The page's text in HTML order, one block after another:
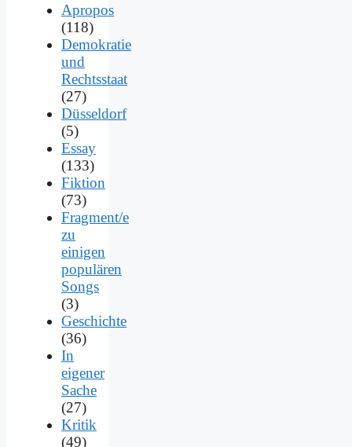
Apropos
(118)
Demokratie
und
Rechtsstaat
(27)
Düsseldorf
(5)
Essay
(133)
Fiktion
(73)
Fragment/e
zu
einigen
populären
Songs
(3)
Geschichte
(36)
In
eigener
Sache
(27)
Kritik
(49)